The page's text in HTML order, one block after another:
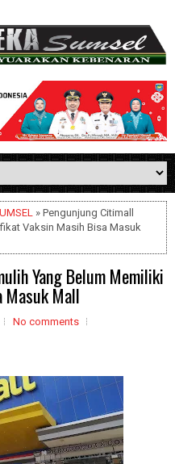
» Pengunjung Citimall
Vaksin Masih Bisa Masuk
Yang Belum Memiliki
Mall
No comments